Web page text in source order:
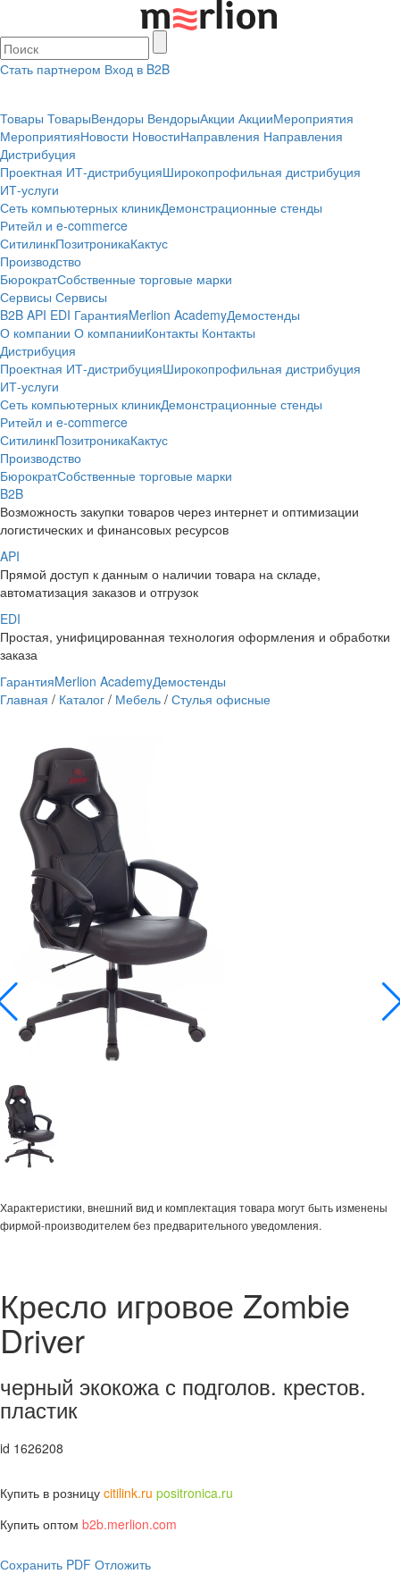
Стать партнером Вход в B2B
Товары ТоварыВендоры ВендорыАкции АкцииМероприятия
МероприятияНовости НовостиНаправления Направления
Дистрибуция
Проектная ИТ-дистрибуцияШирокопрофильная дистрибуция
ИТ-услуги
Сеть компьютерных клиникДемонстрационные стенды
Ритейл и e-commerce
СитилинкПозитроникаКактус
Производство
БюрократСобственные торговые марки
Сервисы Сервисы
B2B API EDI ГарантияMerlion AcademyДемостенды
О компании О компанииКонтакты Контакты
Дистрибуция
Проектная ИТ-дистрибуцияШирокопрофильная дистрибуция
ИТ-услуги
Сеть компьютерных клиникДемонстрационные стенды
Ритейл и e-commerce
СитилинкПозитроникаКактус
Производство
БюрократСобственные торговые марки
B2B
Возможность закупки товаров через интернет и оптимизации
логистических и финансовых ресурсов
API
Прямой доступ к данным о наличии товара на складе,
автоматизация заказов и отгрузок
EDI
Простая, унифицированная технология оформления и обработки
заказа
ГарантияMerlion AcademyДемостенды
Главная / Каталог / Мебель / Стулья офисные
Характеристики, внешний вид и комплектация товара могут быть изменены
фирмой-производителем без предварительного уведомления.
Кресло игровое Zombie
Driver
черный экокожа с подголов. крестов.
пластик
id 1626208
Купить в розницу citilink.ru positronica.ru
Купить оптом b2b.merlion.com
Сохранить PDF Отложить